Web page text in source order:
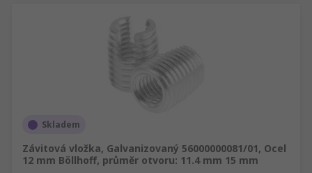
Skladem
Závitová vložka, Galvanizovaný 56000000081/01, Ocel
12 mm Böllhoff, průměr otvoru: 11.4 mm 15 mm